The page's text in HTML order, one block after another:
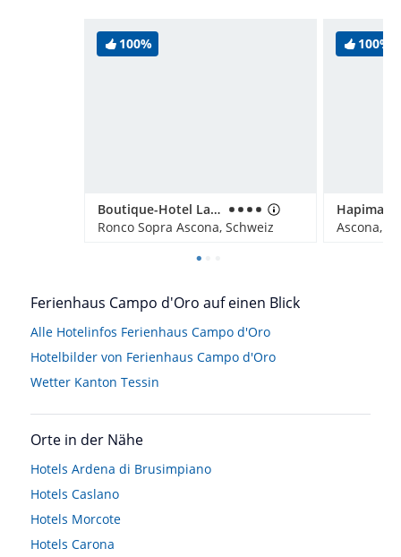
100%
Boutique-Hotel La Rocca
Ronco Sopra Ascona, Schweiz
100%
Ascona,
Ferienhaus Campo d'Oro auf einen Blick
Alle Hotelinfos Ferienhaus Campo d'Oro
Hotelbilder von Ferienhaus Campo d'Oro
Wetter Kanton Tessin
Orte in der Nähe
Hotels Ardena di Brusimpiano
Hotels Caslano
Hotels Morcote
Hotels Carona